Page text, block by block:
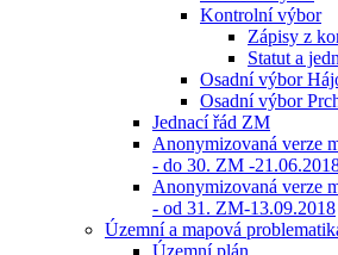
Kontrolní výbor
Zápisy z
Statut a
Osadní výbor
Osadní výbor
Jednací řád ZM
Anonymizovaná verze
- do 30. ZM -
Anonymizovaná verze
- od 31. ZM-13.09.2018
Územní a mapová
Územní plán